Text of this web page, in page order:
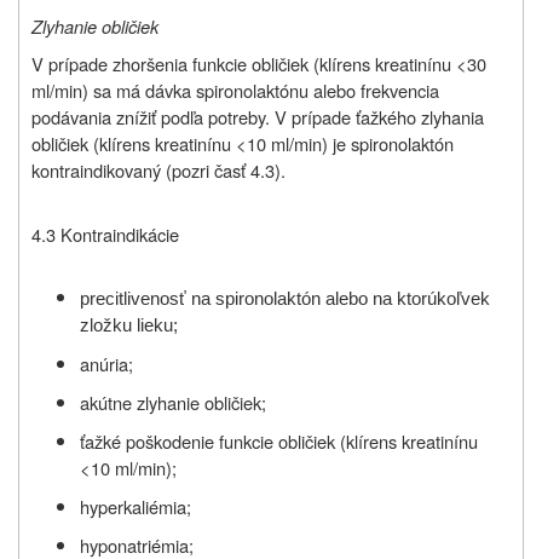
Zlyhanie obličiek
V prípade zhoršenia funkcie obličiek (klírens kreatinínu <30
ml/min) sa má dávka spironolaktónu alebo frekvencia
podávania znížiť podľa potreby. V prípade ťažkého zlyhania
obličiek (klírens kreatinínu <10 ml/min) je spironolaktón
kontraindikovaný (pozri časť 4.3).
4.3 Kontraindikácie
precitlivenosť na spironolaktón alebo na ktorúkoľvek
zložku lieku;
anúria;
akútne zlyhanie obličiek;
ťažké poškodenie funkcie obličiek (klírens kreatinínu
<10 ml/min);
hyperkaliémia;
hyponatriémia;